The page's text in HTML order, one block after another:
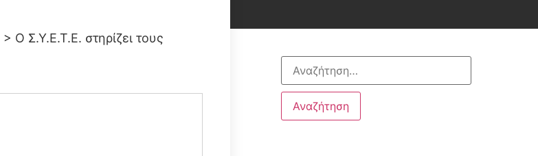
> Ο Σ.Υ.Ε.Τ.Ε. στηρίζει τους